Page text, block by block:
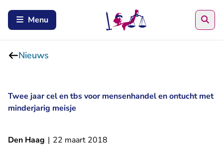
Menu
Nieuws
Twee jaar cel en tbs voor mensenhandel en ontucht met
minderjarig meisje
Den Haag | 22 maart 2018